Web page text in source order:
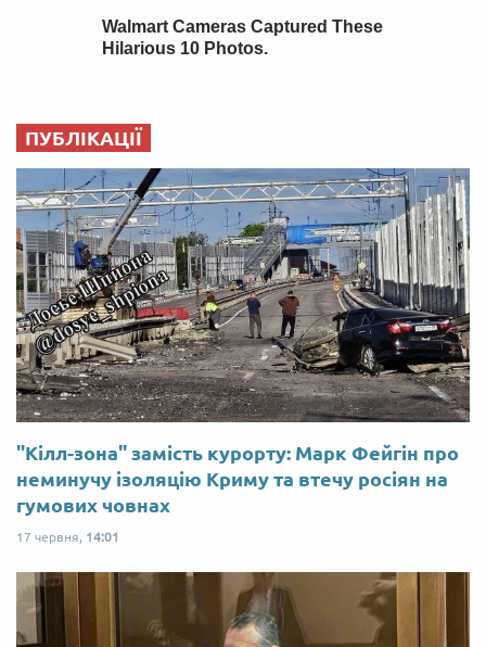
ПУБЛІКАЦІЇ
"Кілл-зона" замість курорту: Марк Фейгін про
неминучу ізоляцію Криму та втечу росіян на
гумових човнах
17 червня, 14:01